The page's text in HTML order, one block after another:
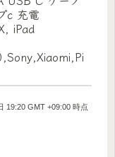
c 充電
iPad
19:20 GMT +09:00 時点